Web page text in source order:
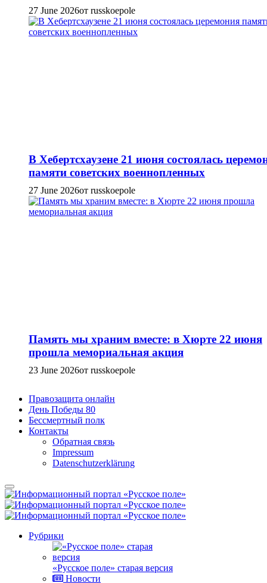
27 June 2026от russkoepole
В Хебертсхаузене 21 июня состоялась
памяти советских военнопленных
27 June 2026от russkoepole
Память мы храним вместе: в Хюрте 22 июня
прошла мемориальная акция
23 June 2026от russkoepole
Правозащита онлайн
День Победы 80
Бессмертный полк
Контакты
Обратная связь
Impressum
Datenschutzerklärung
Рубрики
«Русское поле» старая версия
Новости